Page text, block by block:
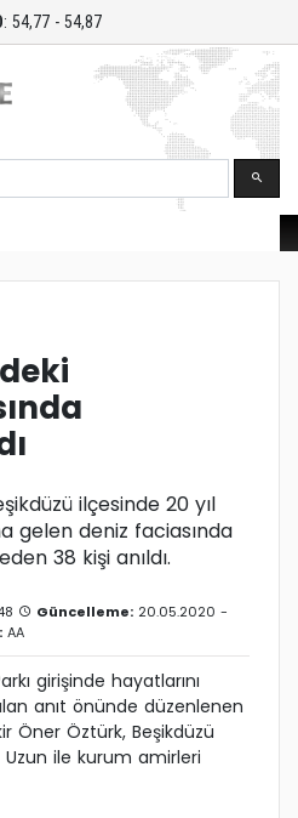
: 54,77 - 54,87
ilçesinde 20 yıl
gelen deniz faciasında
38 kişi anıldı.
Güncelleme: 20.05.2020 -
AA
girişinde hayatlarını
anıt önünde düzenlenen
Öner Öztürk, Beşikdüzü
Uzun ile kurum amirleri